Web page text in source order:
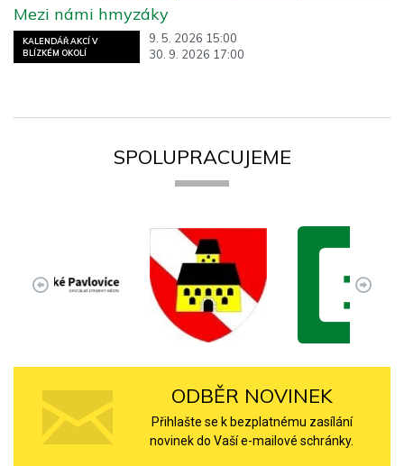
KALENDÁŘ AKCÍ V
BLÍZKÉM OKOLÍ
9. 5. 2026 15:00
30. 9. 2026 17:00
Mezi námi hmyzáky
SPOLUPRACUJEME
ODBĚR NOVINEK
Přihlašte se k bezplatnému zasílání
novinek do Vaší e-mailové schránky.